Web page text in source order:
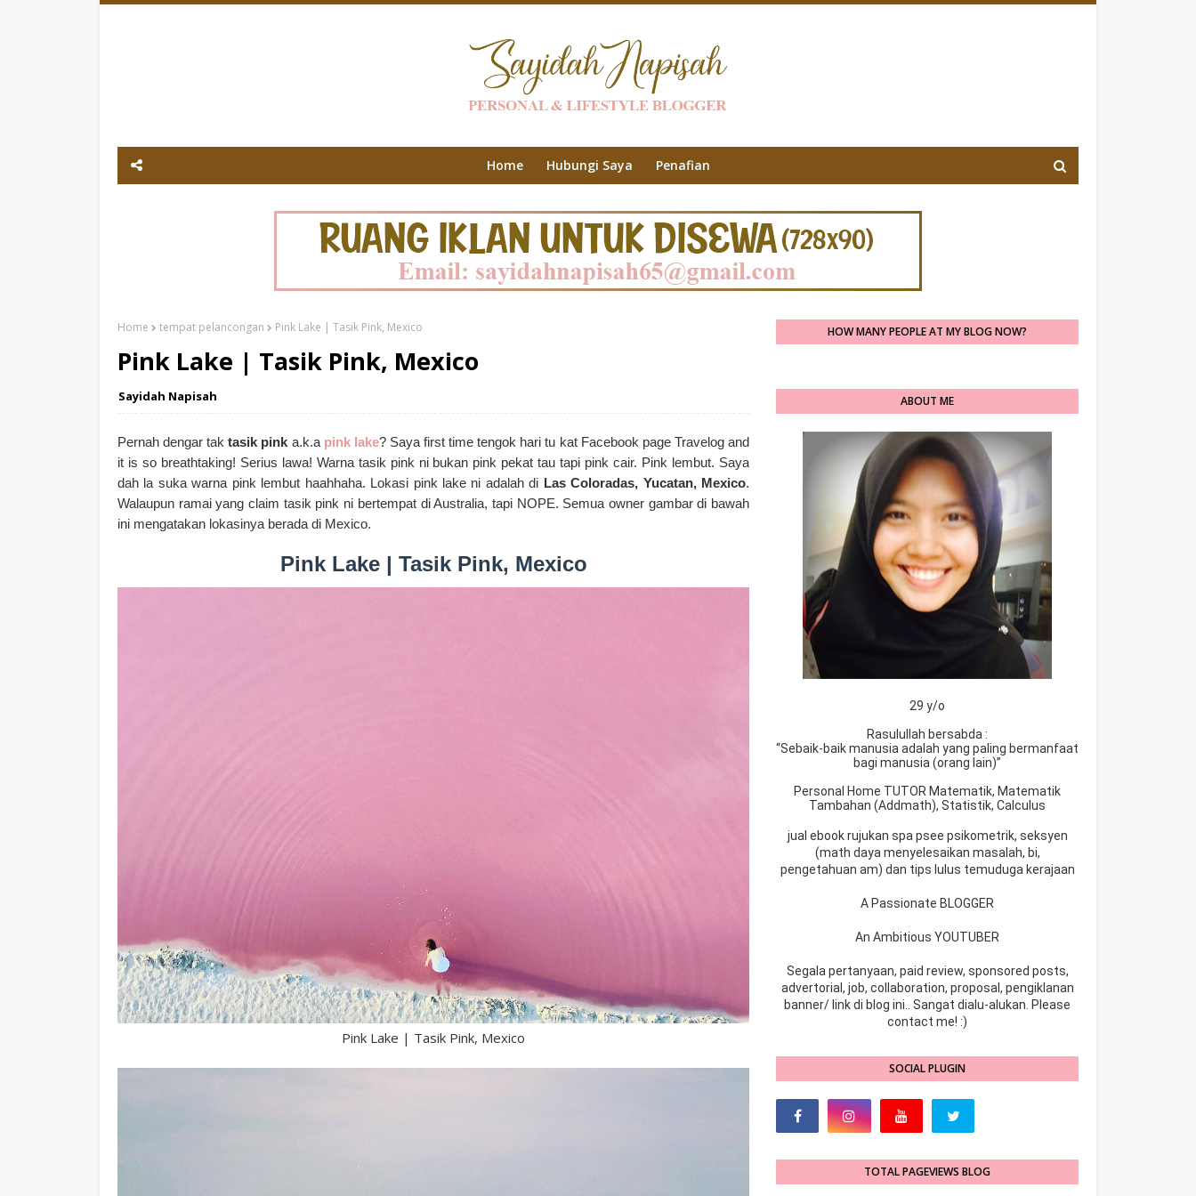
Home Hubungi Saya Penafian
Home tempat pelancongan Pink Lake | Tasik Pink, Mexico
Pink Lake | Tasik Pink, Mexico
Sayidah Napisah
Pernah dengar tak tasik pink a.k.apink lake? Saya first time tengok hari tu kat Facebook page Travelog and
it is so breathtaking! Serius lawa! Warna tasik pink ni bukan pink pekat tau tapi pink cair. Pink lembut. Saya
dah la suka warna pink lembut haahhaha. Lokasi pink lake ni adalah di Las Coloradas, Yucatan, Mexico.
Walaupun ramai yang claim tasik pink ni bertempat di Australia, tapi NOPE. Semua owner gambar di bawah
ini mengatakan lokasinya berada di Mexico.
Pink Lake | Tasik Pink, Mexico
Pink Lake | Tasik Pink, Mexico
HOW MANY PEOPLE AT MY BLOG NOW?
ABOUT ME
29 y/o
Rasulullah bersabda :
“Sebaik-baik manusia adalah yang paling bermanfaat
bagi manusia (orang lain)”
Personal Home TUTOR Matematik, Matematik
Tambahan (Addmath), Statistik, Calculus
jual ebook rujukan spa psee psikometrik, seksyen
(math daya menyelesaikan masalah, bi,
pengetahuan am) dan tips lulus temuduga kerajaan
A Passionate BLOGGER
An Ambitious YOUTUBER
Segala pertanyaan, paid review, sponsored posts,
advertorial, job, collaboration, proposal, pengiklanan
banner/ link di blog ini.. Sangat dialu-alukan. Please
contact me! :)
SOCIAL PLUGIN
TOTAL PAGEVIEWS BLOG